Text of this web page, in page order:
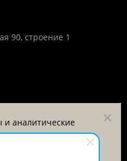
90, строение 1
звонок
аналитические
Retargeting) для
посещаемости.